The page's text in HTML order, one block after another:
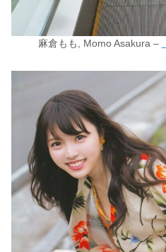
麻倉もも, Momo Asakura –